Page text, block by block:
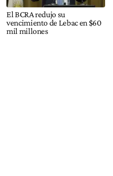
El BCRA redujo su
vencimiento de Lebac en $60
mil millones